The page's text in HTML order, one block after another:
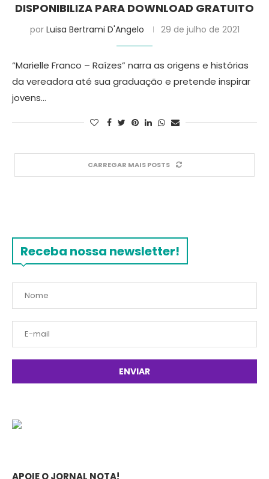
DISPONIBILIZA PARA DOWNLOAD GRATUITO
por Luisa Bertrami D'Angelo 29 de julho de 2021
“Marielle Franco – Raízes” narra as origens e histórias
da vereadora até sua graduação e pretende inspirar
jovens…
CARREGAR MAIS POSTS
Receba nossa newsletter!
APOIE O JORNAL NOTA!